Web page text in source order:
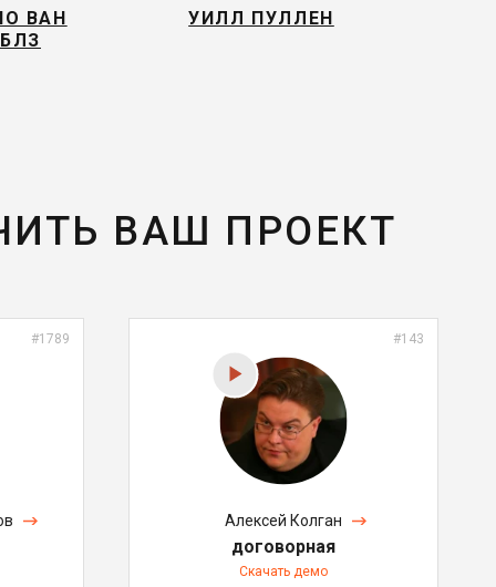
ВАН
УИЛЛ ПУЛЛЕН
ВАШ ПРОЕКТ
#1789 #143
Алексей Колган
договорная
Скачать демо